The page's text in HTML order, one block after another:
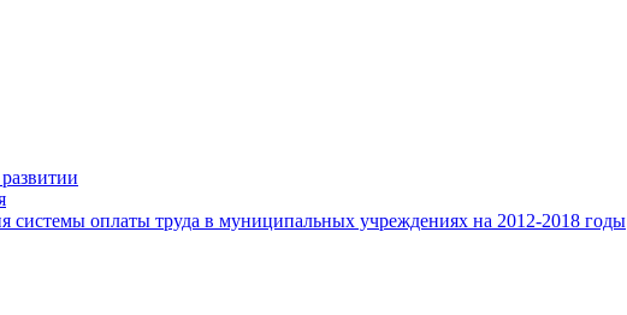
системы оплаты труда в муниципальных учреждениях на 2012-2018 годы